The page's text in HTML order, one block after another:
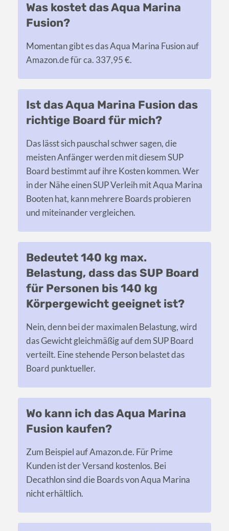
Was kostet das Aqua Marina
Fusion?
Momentan gibt es das Aqua Marina Fusion auf
Amazon.de für ca. 337,95 €.
Ist das Aqua Marina Fusion das
richtige Board für mich?
Das lässt sich pauschal schwer sagen, die
meisten Anfänger werden mit diesem SUP
Board bestimmt auf ihre Kosten kommen. Wer
in der Nähe einen SUP Verleih mit Aqua Marina
Booten hat, kann mehrere Boards probieren
und miteinander vergleichen.
Bedeutet 140 kg max.
Belastung, dass das SUP Board
für Personen bis 140 kg
Körpergewicht geeignet ist?
Nein, denn bei der maximalen Belastung, wird
das Gewicht gleichmäßig auf dem SUP Board
verteilt. Eine stehende Person belastet das
Board punktueller.
Wo kann ich das Aqua Marina
Fusion kaufen?
Zum Beispiel auf Amazon.de. Für Prime
Kunden ist der Versand kostenlos. Bei
Decathlon sind die Boards von Aqua Marina
nicht erhältlich.